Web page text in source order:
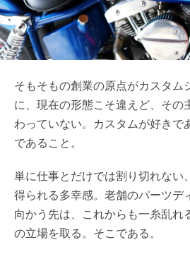
そもそもの創業の原点がカスタム
に、現在の形態こそ違えど、その
わっていない。カスタムが好きで
であること。
単に仕事とだけでは割り切れない
得られる多幸感。老舗のパーツデ
向かう先は、これからも一糸乱れ
の立場を取る。そこである。